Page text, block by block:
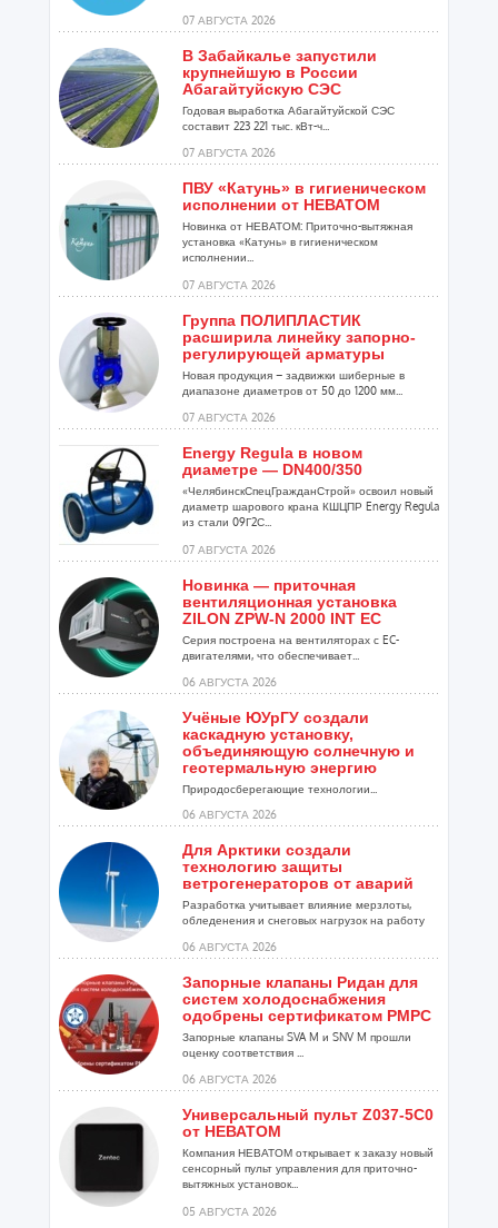
07 АВГУСТА 2026
В Забайкалье запустили
крупнейшую в России
Абагайтуйскую СЭС
Годовая выработка Абагайтуйской СЭС
составит 223 221 тыс. кВт-ч...
07 АВГУСТА 2026
ПВУ «Катунь» в гигиеническом
исполнении от НЕВАТОМ
Новинка от НЕВАТОМ: Приточно-вытяжная
установка «Катунь» в гигиеническом
исполнении...
07 АВГУСТА 2026
Группа ПОЛИПЛАСТИК
расширила линейку запорно-
регулирующей арматуры
Новая продукция – задвижки шиберные в
диапазоне диаметров от 50 до 1200 мм...
07 АВГУСТА 2026
Energy Regula в новом
диаметре — DN400/350
«ЧелябинскСпецГражданСтрой» освоил новый
диаметр шарового крана КШЦПР Energy Regula
из стали 09Г2С...
07 АВГУСТА 2026
Новинка — приточная
вентиляционная установка
ZILON ZPW-N 2000 INT EC
Серия построена на вентиляторах с EC-
двигателями, что обеспечивает...
06 АВГУСТА 2026
Учёные ЮУрГУ создали
каскадную установку,
объединяющую солнечную и
геотермальную энергию
Природосберегающие технологии...
06 АВГУСТА 2026
Для Арктики создали
технологию защиты
ветрогенераторов от аварий
Разработка учитывает влияние мерзлоты,
обледенения и снеговых нагрузок на работу
06 АВГУСТА 2026
Запорные клапаны Ридан для
систем холодоснабжения
одобрены сертификатом РМРС
Запорные клапаны SVA M и SNV M прошли
оценку соответствия ...
06 АВГУСТА 2026
Универсальный пульт Z037-5C0
от НЕВАТОМ
Компания НЕВАТОМ открывает к заказу новый
сенсорный пульт управления для приточно-
вытяжных установок...
05 АВГУСТА 2026